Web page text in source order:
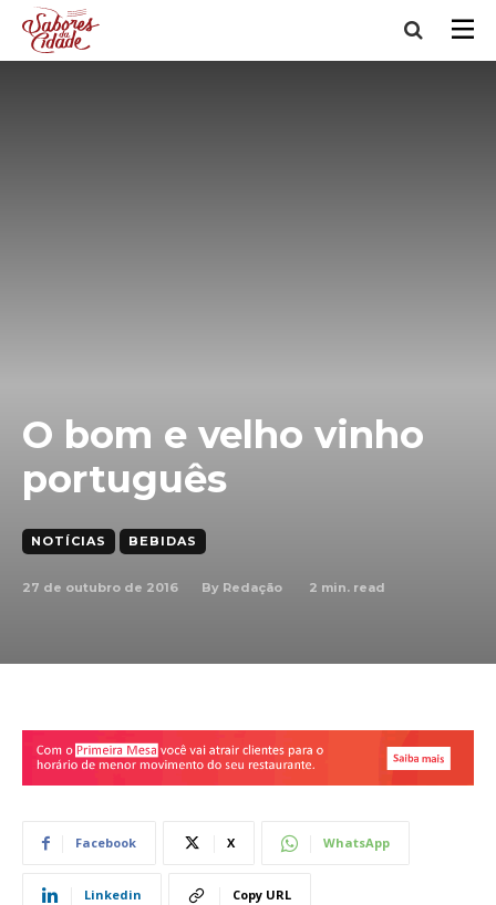
O bom e velho vinho
português
NOTÍCIAS BEBIDAS
27 de outubro de 2016 By Redação 2 min. read
Facebook X WhatsApp
Linkedin Copy URL